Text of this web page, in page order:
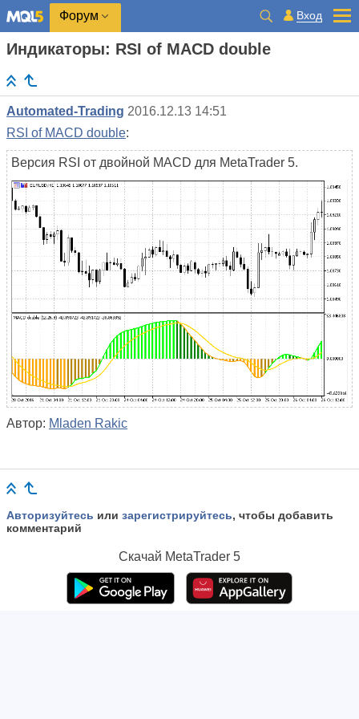
Форум Вход
Индикаторы: RSI of MACD double
Automated-Trading 2016.12.13 14:51
RSI of MACD double:
Версия RSI от двойной MACD для MetaTrader 5.
Автор: Mladen Rakic
Авторизуйтесь или зарегистрируйтесь, чтобы добавить
комментарий
Скачай MetaTrader 5